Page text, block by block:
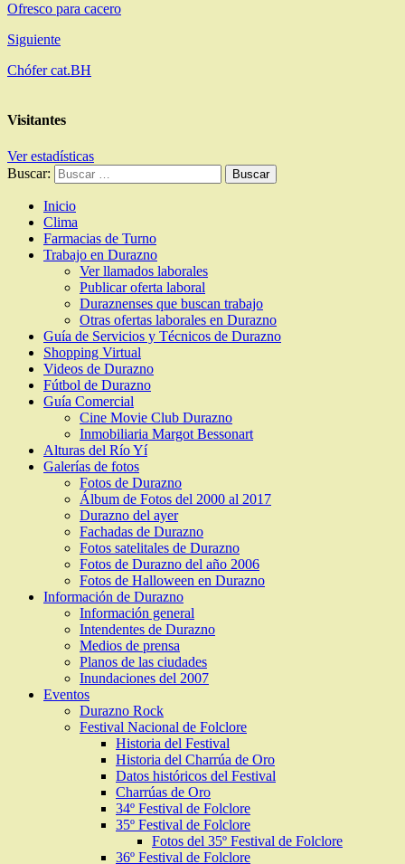
Ofresco para cacero
Siguiente
Chófer cat.BH
Visitantes
Ver estadísticas
Buscar:
Inicio
Clima
Farmacias de Turno
Trabajo en Durazno
Ver llamados laborales
Publicar oferta laboral
Duraznenses que buscan trabajo
Otras ofertas laborales en Durazno
Guía de Servicios y Técnicos de Durazno
Shopping Virtual
Videos de Durazno
Fútbol de Durazno
Guía Comercial
Cine Movie Club Durazno
Inmobiliaria Margot Bessonart
Alturas del Río Yí
Galerías de fotos
Fotos de Durazno
Álbum de Fotos del 2000 al 2017
Durazno del ayer
Fachadas de Durazno
Fotos satelitales de Durazno
Fotos de Durazno del año 2006
Fotos de Halloween en Durazno
Información de Durazno
Información general
Intendentes de Durazno
Medios de prensa
Planos de las ciudades
Inundaciones del 2007
Eventos
Durazno Rock
Festival Nacional de Folclore
Historia del Festival
Historia del Charrúa de Oro
Datos históricos del Festival
Charrúas de Oro
34º Festival de Folclore
35º Festival de Folclore
Fotos del 35º Festival de Folclore
36º Festival de Folclore